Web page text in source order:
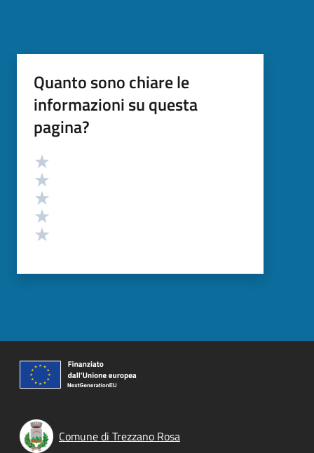
Quanto sono chiare le
informazioni su questa
pagina?
Valutazione
Comune di Trezzano Rosa